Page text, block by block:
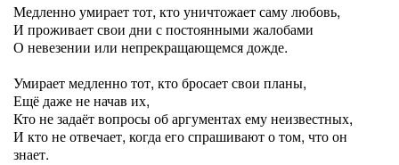
Медленно умирает тот, кто уничтожает саму любовь,
И проживает свои дни с постоянными жалобами
О невезении или непрекращающемся дожде.
Умирает медленно тот, кто бросает свои планы,
Ещё даже не начав их,
Кто не задаёт вопросы об аргументах ему неизвестных,
И кто не отвечает, когда его спрашивают о том, что он
знает.